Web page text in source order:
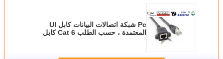
Pc شبكة اتصالات البيانات كابل Ul
المعتمدة ، حسب الطلب Cat 6 كابل